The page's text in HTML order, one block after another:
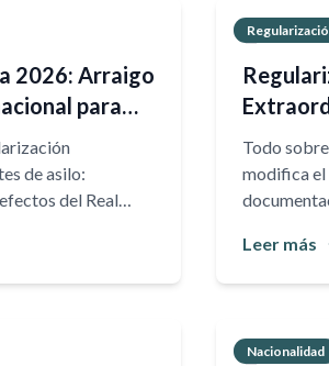
2026: Arraigo
para
de asilo:
del Real
20 de
de Asilo
Todo
modifica
solicitantes
Leer más
Nacionalidad
20 de